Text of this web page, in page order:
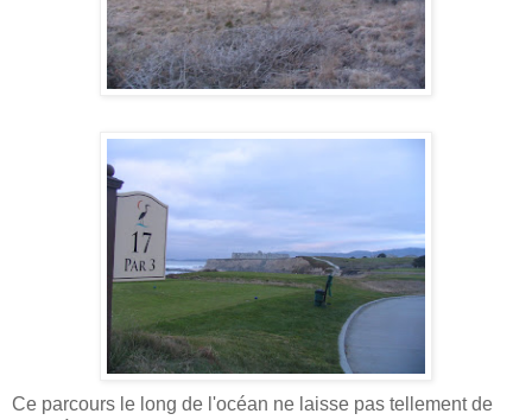
Ce parcours le long de l'océan ne laisse pas tellement de